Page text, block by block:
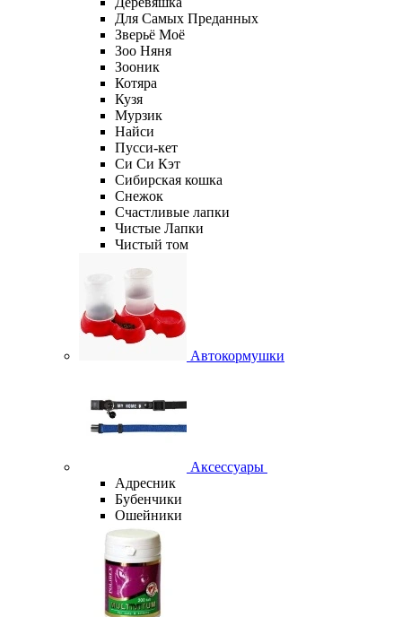
Для Самых Преданных
Зверьё Моё
Зоо Няня
Зооник
Котяра
Кузя
Мурзик
Найси
Пусси-кет
Си Си Кэт
Сибирская кошка
Снежок
Счастливые лапки
Чистые Лапки
Чистый том
Автокормушки
Аксессуары
Адресник
Бубенчики
Ошейники